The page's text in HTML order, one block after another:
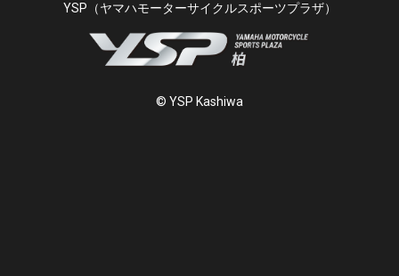
YSP（ヤマハモーターサイクルスポーツプラザ）
© YSP Kashiwa